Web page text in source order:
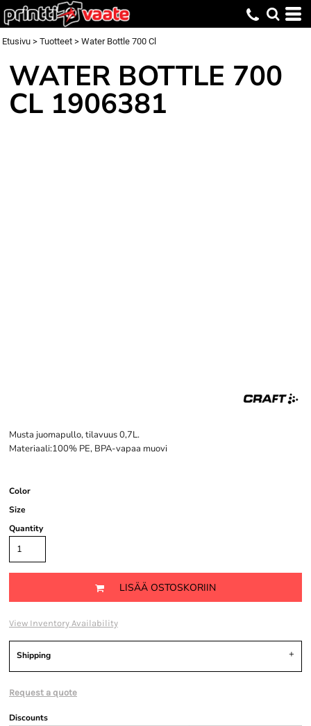
Etusivu > Tuotteet > Water Bottle 700 Cl
WATER BOTTLE 700
CL 1906381
Musta juomapullo, tilavuus 0,7L.
Materiaali:100% PE, BPA-vapaa muovi
Color
Size
Quantity
LISÄÄ OSTOSKORIIN
View Inventory Availability
Shipping
Request a quote
Discounts